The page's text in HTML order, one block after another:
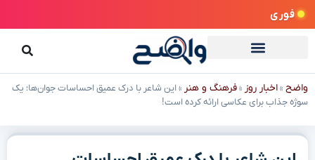
فوری
واضح »اخبار روز »فرهنگ و هنر »این شاعر با درک عمیق احساسات جوان‌ها؛ یک
سوژه جذاب برای عکاسی ارائه کرده است!